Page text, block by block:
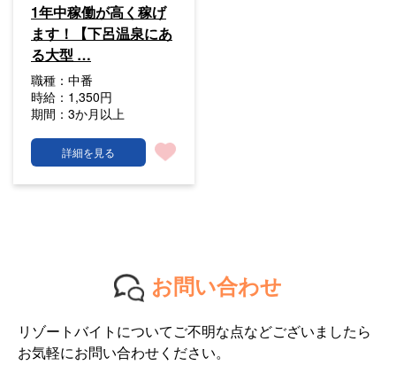
1年中稼働が高く稼げ
ます！【下呂温泉にあ
る大型 …
職種： 中番
時給： 1,350円
期間： 3か月以上
詳細を見る
お問い合わせ
リゾートバイトについてご不明な点などございましたら
お気軽にお問い合わせください。